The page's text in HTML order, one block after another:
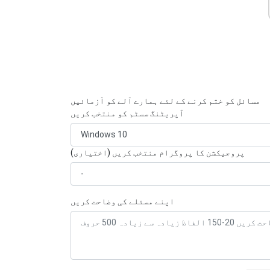
مسائل کو ختم کرنے کے لئے ہمارے آلے کو آزمائیں
آپریٹنگ سسٹم کو منتخب کریں
پروجیکشن کا پروگرام منتخب کریں (اختیاری)
اپنے مسئلے کی وضاحت کریں